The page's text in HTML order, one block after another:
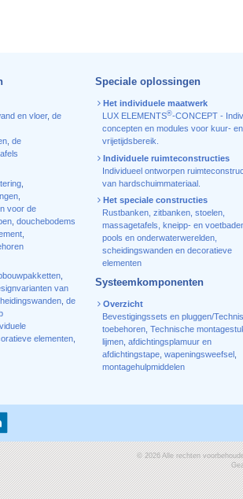
en vloer, de
de
voor de
douchebodems
van
de
elementen
Speciale oplossingen
Het individuele maatwerk
LUX ELEMENTS®-CONCEPT -
concepten en modules voor kuur- en
vrijetijdsbereik.
Individuele ruimteconstructies
Individueel ontworpen
van hardschuimmateriaal.
Het speciale constructies
Rustbanken, zitbanken, stoelen,
massagetafels, kneipp- en
pools en onderwaterwerelden,
scheidingswanden en decoratieve
elementen
Systeemkomponenten
Overzicht
Bevestigingssets en pluggen/
toebehoren, Technische
lijmen, afdichtingsplamuur en
afdichtingstape, wapeningsweefsel
montagehulpmiddelen
© 2026 Alle rechten